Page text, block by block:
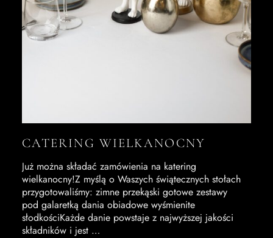
CATERING WIELKANOCNY
Już można składać zamówienia na katering
wielkanocny!Z myślą o Waszych świątecznych stołach
przygotowaliśmy: zimne przekąski gotowe zestawy
pod galaretką dania obiadowe wyśmienite
słodkościKażde danie powstaje z najwyższej jakości
składników i jest …